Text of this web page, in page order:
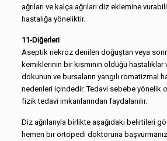
ağrıları ve kalça ağrıları diz eklemine
hastalığa yöneliktir.
11-Diğerleri
Aseptik nekroz denilen doğuştan veya
kemiklerinin bir kısmının öldüğü
dokunun ve bursaların yangılı romatizmal
nedenleri içindedir. Tedavi sebebe yönelik
fizik tedavi imkanlarından faydalanılır.
Diz ağrılarıyla birlikte aşağıdaki belirtileri
hemen bir ortopedi doktoruna